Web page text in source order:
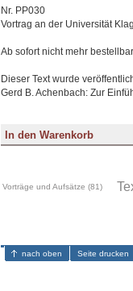
Nr. PP030
Vortrag an der Universität
Ab sofort nicht mehr
Dieser Text wurde
Gerd B. Achenbach: Zur
Vorträge und Aufsätze (81)
nach oben Seite drucken